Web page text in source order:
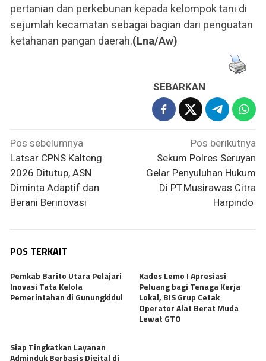
pertanian dan perkebunan kepada kelompok tani di
sejumlah kecamatan sebagai bagian dari penguatan
ketahanan pangan daerah.(Lna/Aw)
SEBARKAN
Navigasi
pos
Pos sebelumnya
Latsar CPNS Kalteng
2026 Ditutup, ASN
Diminta Adaptif dan
Berani Berinovasi
Pos berikutnya
Sekum Polres Seruyan
Gelar Penyuluhan Hukum
Di PT.Musirawas Citra
Harpindo
POS TERKAIT
Pemkab Barito Utara Pelajari
Inovasi Tata Kelola
Pemerintahan di Gunungkidul
Kades Lemo I Apresiasi
Peluang bagi Tenaga Kerja
Lokal, BIS Grup Cetak
Operator Alat Berat Muda
Lewat GTO
Siap Tingkatkan Layanan
Adminduk Berbasis Digital di